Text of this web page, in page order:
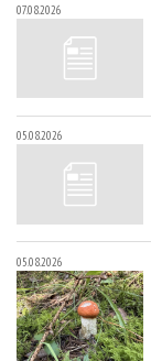
07.08.2026
05.08.2026
05.08.2026